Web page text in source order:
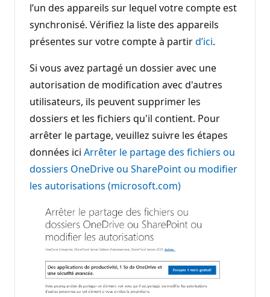
l’un des appareils sur lequel votre compte est
synchronisé. Vérifiez la liste des appareils
présentes sur votre compte à partird’ici.
Si vous avez partagé un dossier avec une
autorisation de modification avec d'autres
utilisateurs, ils peuvent supprimer les
dossiers et les fichiers qu'il contient. Pour
arrêter le partage, veuillez suivre les étapes
données ici Arrêter le partage des fichiers ou
dossiers OneDrive ou SharePoint ou modifier
les autorisations (microsoft.com)